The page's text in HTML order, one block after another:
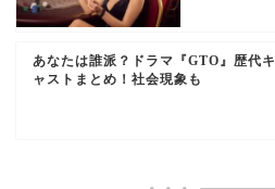
あなたは誰派？ドラマ『GTO』歴代キ
ャストまとめ！社会現象も